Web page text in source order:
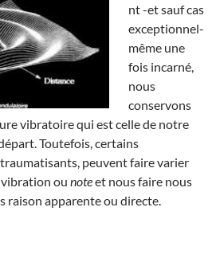
nt -et sauf cas
exceptionnel-
même une
fois incarné,
nous
conservons
vibratoire qui est celle de notre
Toutefois, certains
peuvent faire varier
ou noteet nous faire nous
raison apparente ou directe.